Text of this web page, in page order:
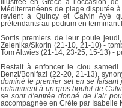
illustrée en Grèce à l’occasion
Méditerranéens de plage disputée
revient à Quincy et Calvin Ayé
prétendants au podium en
Sortis premiers de leur poule
Zelenika/Skorin (21-10, 21-10) -
Tom Altwies (21-14, 23-25, 15-13) -
Restait à enfoncer le clou
Benzi/Bonifazi (22-20, 21-13),
dominé le premier set en se
notamment à un gros boulot de
se sont d’entrée donné de l’air
accompagnée en Crète par Isabelle